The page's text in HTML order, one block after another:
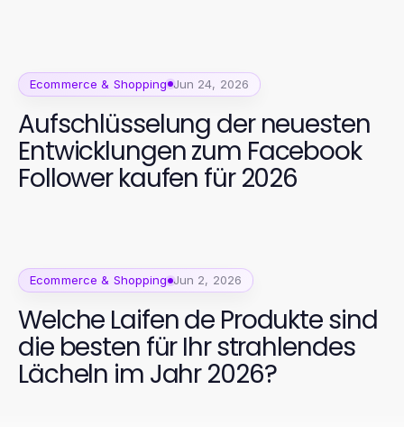
Ecommerce & Shopping Jun 24, 2026
Aufschlüsselung der neuesten
Entwicklungen zum Facebook
Follower kaufen für 2026
Ecommerce & Shopping Jun 2, 2026
Welche Laifen de Produkte sind
die besten für Ihr strahlendes
Lächeln im Jahr 2026?